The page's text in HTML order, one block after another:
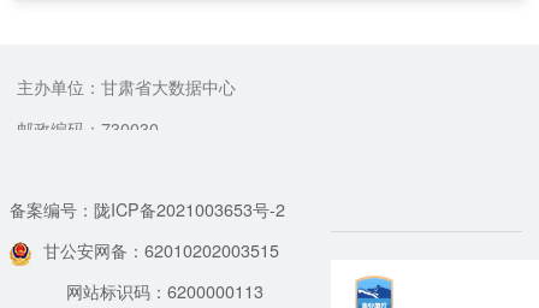
主办单位：甘肃省大数据中心
邮政编码：730030
备案编号：陇ICP备2021003653号-2
甘公安网备：62010202003515
网站标识码：6200000113